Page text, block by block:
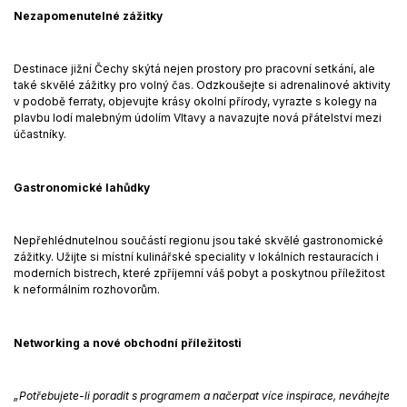
Nezapomenutelné zážitky
Destinace jižní Čechy skýtá nejen prostory pro pracovní setkání, ale
také skvělé zážitky pro volný čas. Odzkoušejte si adrenalinové aktivity
v podobě ferraty, objevujte krásy okolní přírody, vyrazte s kolegy na
plavbu lodí malebným údolím Vltavy a navazujte nová přátelství mezi
účastníky.
Gastronomické lahůdky
Nepřehlédnutelnou součástí regionu jsou také skvělé gastronomické
zážitky. Užijte si místní kulinářské speciality v lokálních restauracích i
moderních bistrech, které zpříjemní váš pobyt a poskytnou příležitost
k neformálním rozhovorům.
Networking a nové obchodní příležitosti
„Potřebujete-li poradit s programem a načerpat více inspirace, neváhejte